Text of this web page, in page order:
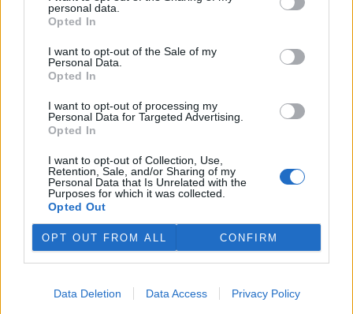
personal data.
Opted In
I want to opt-out of the Sale of my
Personal Data.
Opted In
I want to opt-out of processing my
Personal Data for Targeted Advertising.
Opted In
I want to opt-out of Collection, Use,
Retention, Sale, and/or Sharing of my
Personal Data that Is Unrelated with the
Purposes for which it was collected.
Opted Out
OPT OUT FROM ALL CONFIRM
Data Deletion Data Access Privacy Policy
serverNovinky, podle nějž úřednice vydala před šesti lety v
rozporu se stavebním zákonem několik rozhodnutí ve snaze
soukromých skiareálů Klínovec a Neklid v Krušných horách.
chřipky H5N1
29.7.2026 15:08 (
Austrálii se začal šířit vysoce
nakažlivý virus ptačí chřipky
H5N1. Podle agentury AFP to
dnes oznámila hlavní státní
veterinářka Beth Cooksonová. Podle ní jde o očekávaný, ale
znepokojivý vývoj, který může vést k rozsáhlejšímu šíření nákazy
mezi divokými zvířaty. Australská ministryně zemědělství Julie
Collinsová uvedla, že zatím nejsou důkazy o hromadném úhynu
ptáků ani o zasažení drůbežářského průmyslu. Riziko pro lidské